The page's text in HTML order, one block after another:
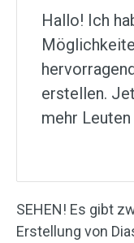
Hallo! Ich
erstellen.
mehr
SEHEN! Es gibt
Erstellung von